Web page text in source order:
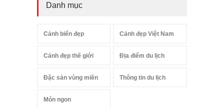
Danh mục
Cảnh biển đẹp Cảnh đẹp Việt Nam
Cảnh đẹp thế giới Địa điểm du lịch
Đặc sản vùng miền Thông tin du lịch
Món ngon